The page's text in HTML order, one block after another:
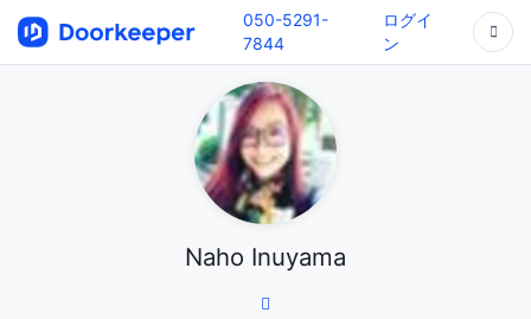
050-5291-
7844
ログイ
ン
Naho Inuyama